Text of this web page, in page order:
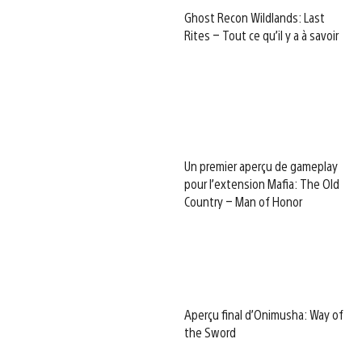
Ghost Recon Wildlands: Last
Rites – Tout ce qu’il y a à savoir
Un premier aperçu de gameplay
pour l’extension Mafia: The Old
Country – Man of Honor
Aperçu final d’Onimusha: Way of
the Sword